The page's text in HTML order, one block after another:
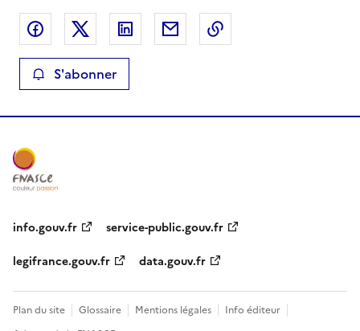
Partager sur Facebook
Partager sur XPartager sur LinkedIn
Partager par email
S'abonner
info.gouv.fr
service-public.gouv.fr
legifrance.gouv.fr
data.gouv.fr
Plan du site Glossaire Mentions légales
Info éditeur